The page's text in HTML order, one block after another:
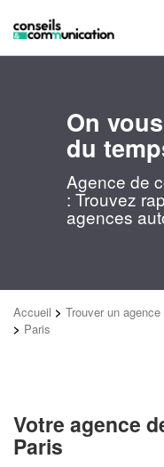
On
du
Agence de
: Trouvez
agences
Accueil > Trouver un
> Paris
Votre agence
Paris